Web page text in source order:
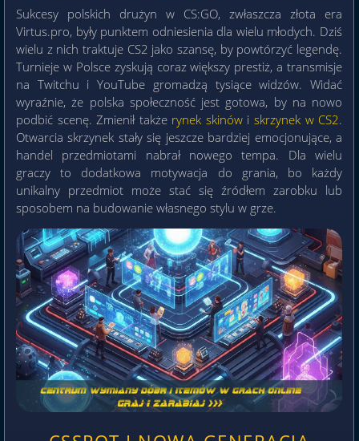
Sukcesy polskich drużyn w CS:GO, zwłaszcza złota era
Virtus.pro, były punktem odniesienia dla wielu młodych. Dziś
wielu z nich traktuje CS2 jako szansę, by powtórzyć legendę.
Turnieje w Polsce zyskują coraz większy prestiż, a transmisje
na Twitchu i YouTube gromadzą tysiące widzów. Widać
wyraźnie, że polska społeczność jest gotowa, by na nowo
podbić scenę. Zmienił także rynek skinów i skrzynek w CS2.
Otwarcia skrzynek stały się jeszcze bardziej emocjonujące, a
handel przedmiotami nabrał nowego tempa. Dla wielu
graczy to dodatkowa motywacja do grania, bo każdy
unikalny przedmiot może stać się źródłem zarobku lub
sposobem na budowanie własnego stylu w grze.